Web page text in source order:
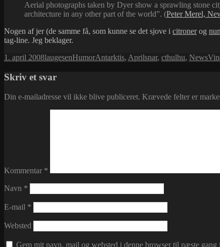
Aerial photographs taken by Dyer show a sprawling stone
architecture in any other part of the world”. (Peter Merel,
Nogen af jer (de samme få, som kunne se det sjove i citronerog
tag-line. Jeg beklager.
Udgivet
1. april 2008Forfatter
laugesenKategorier
HumorTags
Antarktis, Aprilsnar, cthulhu,
Skriv et svar
Din e-mailadresse vil ikke blive publiceret. Krævede felter er
Kommentar *
Navn *
E-mail *
Websted
Gem mit navn, mail og websted i denne browser til næste gang